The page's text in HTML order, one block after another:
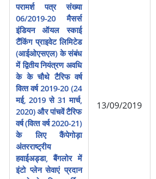
परामर्श पत्र संख्‍या
06/2019-20 मैसर्स
इंडियन ऑयल स्‍काई
टैंकिंग प्राइवेट लिमिटेड
(आईओएसएल) के संबंध
में द्वितीय नियंत्रण अवधि
के के चौथे टैरिफ वर्ष
वित्‍त वर्ष 2019-20 (24
मई, 2019 से 31 मार्च,
2020) और पांचवें टैरिफ
वर्ष (वित्‍त वर्ष 2020-21)
के लिए कैंपेगोड़ा
अंतरराष्‍ट्रीय
हवाईअड्डा, बैंगलोर में
इंटो प्‍लेन सेवाएं प्रदान
13/09/2019